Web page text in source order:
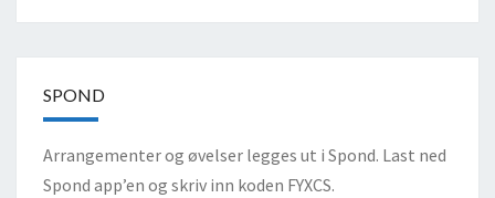
SPOND
Arrangementer og øvelser legges ut i Spond. Last ned
Spond app’en og skriv inn koden FYXCS.